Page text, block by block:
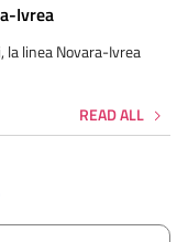
Ivrea
la linea Novara-Ivrea
READ ALL